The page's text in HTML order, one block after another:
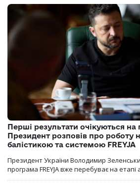
Перші результати очікуються на
Президент розповів про роботу
балістикою та системою FREYJA
Президент України Володимир
програма FREYJA вже перебуває на етапі